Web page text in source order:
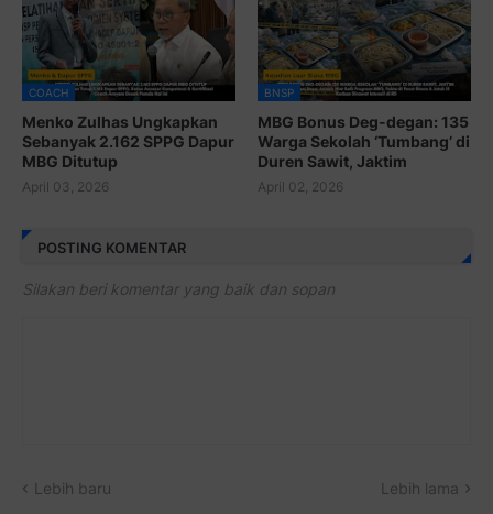
COACH
Menko Zulhas Ungkapkan
Sebanyak 2.162 SPPG Dapur
MBG Ditutup
April 03, 2026
BNSP
MBG Bonus Deg-degan: 135
Warga Sekolah ‘Tumbang’ di
Duren Sawit, Jaktim
April 02, 2026
POSTING KOMENTAR
Silakan beri komentar yang baik dan sopan
Lebih baru Lebih lama